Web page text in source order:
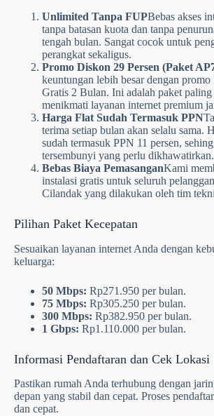
Unlimited Tanpa FUPBebas akses
tanpa batasan kuota dan tanpa
tengah bulan. Sangat cocok untuk
perangkat sekaligus.
Promo Diskon 29 Persen (Paket
keuntungan lebih besar dengan
Gratis 2 Bulan. Ini adalah paket
menikmati layanan internet premium
Harga Flat Sudah Termasuk PPN
terima setiap bulan akan selalu sama.
sudah termasuk PPN 11 persen,
tersembunyi yang perlu dikhawatirkan.
Bebas Biaya PemasanganKami
instalasi gratis untuk seluruh
Cilandak yang dilakukan oleh tim
Pilihan Paket Kecepatan
Sesuaikan layanan internet Anda dengan
keluarga:
50 Mbps: Rp271.950 per bulan.
75 Mbps: Rp305.250 per bulan.
300 Mbps: Rp382.950 per bulan.
1 Gbps: Rp1.110.000 per bulan.
Informasi Pendaftaran dan Cek Lokasi
Pastikan rumah Anda terhubung dengan
depan yang stabil dan cepat. Proses
dan cepat.